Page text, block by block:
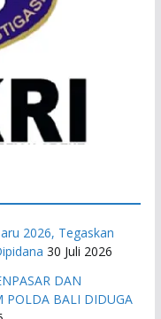
2026, Tegaskan
30 Juli 2026
DAN
POLDA BALI DIDUGA